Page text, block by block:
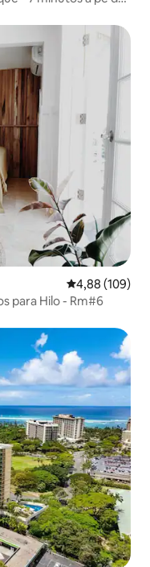
4,88 de uma
4,88 (109)
para Hilo - Rm#6